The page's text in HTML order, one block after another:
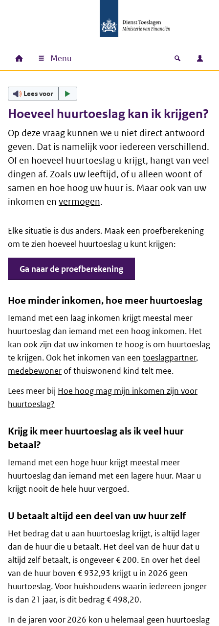
Hoofdnavigatie
Home Menu Open
Lees voor
Hoeveel huurtoeslag kan ik krijgen?
Op deze vraag kunnen we u niet direct antwoord
geven. Dat is namelijk voor iedereen verschillend.
Of en hoeveel huurtoeslag u krijgt, hangt van veel
dingen af. Zoals uw leeftijd, of u alleen woont of
samen en hoe hoog uw huur is. Maar ook van uw
inkomen en vermogen.
Elke situatie is dus anders. Maak een proefberekening
om te zien hoeveel huurtoeslag u kunt krijgen:
Ga naar de proefberekening
Hoe minder inkomen, hoe meer huurtoeslag
Iemand met een laag inkomen krijgt meestal meer
huurtoeslag dan iemand met een hoog inkomen. Het
kan ook zijn dat uw inkomen te hoog is om huurtoeslag
te krijgen. Ook het inkomen van een toeslagpartner,
medebewoner of thuiswonend kind telt mee.
Lees meer bij Hoe hoog mag mijn inkomen zijn voor
huurtoeslag?
Krijg ik meer huurtoeslag als ik veel huur
betaal?
Iemand met een hoge huur krijgt meestal meer
huurtoeslag dan iemand met een lagere huur. Maar u
krijgt nooit de hele huur vergoed.
U betaalt altijd een deel van uw huur zelf
Het bedrag dat u aan huurtoeslag krijgt, is altijd lager
dan de huur die u betaalt. Het deel van de huur dat u
altijd zelf betaalt, is ongeveer € 200. En over het deel
van de huur boven € 932,93 krijgt u in 2026 geen
huurtoeslag. Voor huishoudens waarin iedereen jonger
is dan 21 jaar, is dit bedrag € 498,20.
In de jaren voor 2026 kon u helemaal geen huurtoeslag